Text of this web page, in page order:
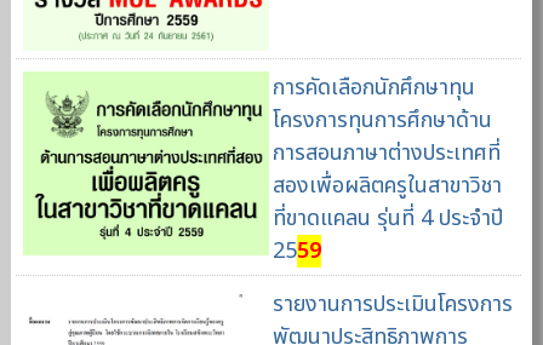
การคัดเลือกนักศึกษาทุน
โครงการทุนการศึกษาด้าน
การสอนภาษาต่างประเทศที่
สองเพื่อผลิตครูในสาขาวิชา
ที่ขาดแคลน รุ่นที่ 4 ประจำปี
2559
รายงานการประเมินโครงการ
พัฒนาประสิทธิภาพการ